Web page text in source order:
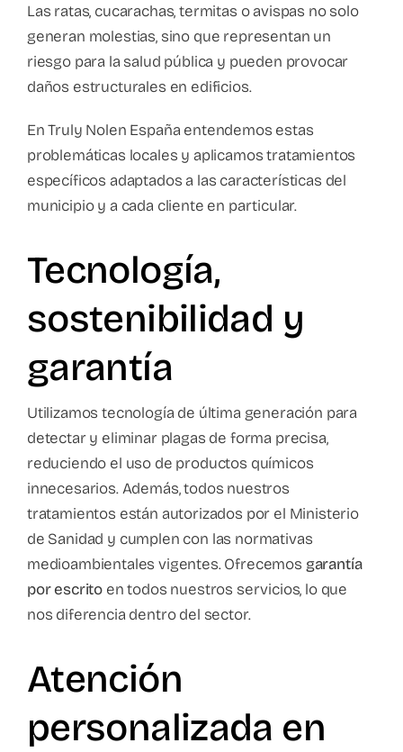
Las ratas, cucarachas, termitas o avispas no solo
generan molestias, sino que representan un
riesgo para la salud pública y pueden provocar
daños estructurales en edificios.
En Truly Nolen España entendemos estas
problemáticas locales y aplicamos tratamientos
específicos adaptados a las características del
municipio y a cada cliente en particular.
Tecnología,
sostenibilidad y
garantía
Utilizamos tecnología de última generación para
detectar y eliminar plagas de forma precisa,
reduciendo el uso de productos químicos
innecesarios. Además, todos nuestros
tratamientos están autorizados por el Ministerio
de Sanidad y cumplen con las normativas
medioambientales vigentes. Ofrecemos garantía
por escrito en todos nuestros servicios, lo que
nos diferencia dentro del sector.
Atención
personalizada en